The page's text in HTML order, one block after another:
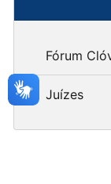
Fórum
Juízes